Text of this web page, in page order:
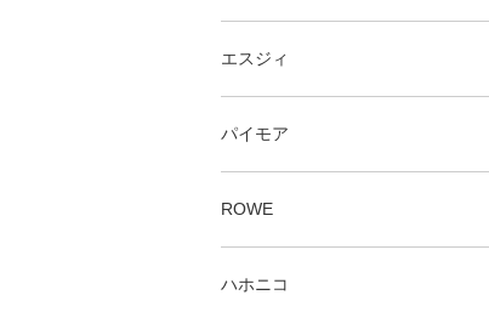
エスジィ
パイモア
ROWE
ハホニコ